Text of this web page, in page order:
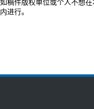
如稿件版权单位或个人不想
内进行。